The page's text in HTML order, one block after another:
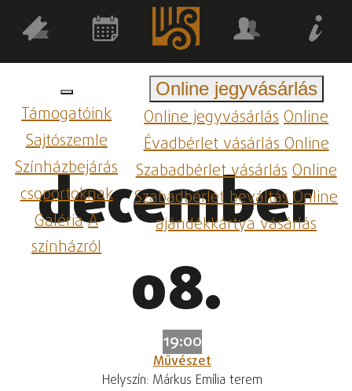
Támogatóink
Sajtószemle
Színházbejárás
csoportoknak
GalériaA
színházról
Online jegyvásárlás
Online jegyvásárlásOnline
Évadbérlet vásárlásOnline
Szabadbérlet vásárlásOnline
Szabadbérlet beváltásOnline
ajándékkártya vásárlás
december
08.
19:00
Művészet
Helyszín: Márkus Emília terem